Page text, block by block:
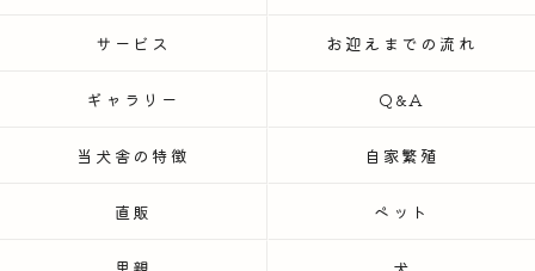
サービス お迎えまでの流れ
ギャラリー Q&A
当犬舎の特徴 自家繁殖
直販 ペット